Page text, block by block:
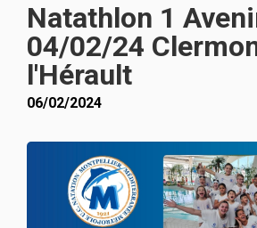
Natathlon 1
04/02/24
l'Hérault
06/02/2024